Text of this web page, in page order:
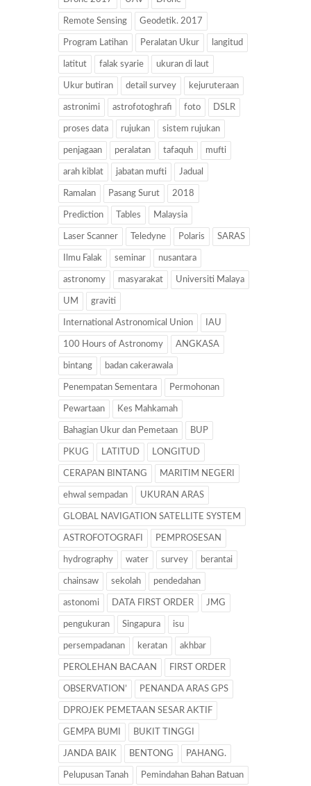
Remote Sensing Geodetik. 2017
Program Latihan Peralatan Ukur langitud
latitut falak syarie ukuran di laut
Ukur butiran detail survey kejuruteraan
astronimi astrofotoghrafi foto DSLR
proses data rujukan sistem rujukan
penjagaan peralatan tafaquh mufti
arah kiblat jabatan mufti Jadual
Ramalan Pasang Surut 2018
Prediction Tables Malaysia
Laser Scanner Teledyne Polaris SARAS
Ilmu Falak seminar nusantara
astronomy masyarakat Universiti Malaya
UM graviti
International Astronomical Union IAU
100 Hours of Astronomy ANGKASA
bintang badan cakerawala
Penempatan Sementara Permohonan
Pewartaan Kes Mahkamah
Bahagian Ukur dan Pemetaan BUP
PKUG LATITUD LONGITUD
CERAPAN BINTANG MARITIM NEGERI
ehwal sempadan UKURAN ARAS
GLOBAL NAVIGATION SATELLITE SYSTEM
ASTROFOTOGRAFI PEMPROSESAN
hydrography water survey berantai
chainsaw sekolah pendedahan
astonomi DATA FIRST ORDER JMG
pengukuran Singapura isu
persempadanan keratan akhbar
PEROLEHAN BACAAN FIRST ORDER
OBSERVATION’ PENANDA ARAS GPS
DPROJEK PEMETAAN SESAR AKTIF
GEMPA BUMI BUKIT TINGGI
JANDA BAIK BENTONG PAHANG.
Pelupusan Tanah Pemindahan Bahan Batuan